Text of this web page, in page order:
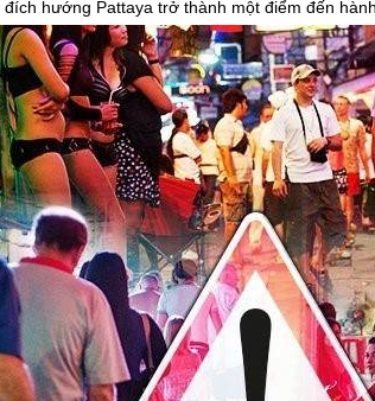
hướng Pattaya trở thành một điểm đến